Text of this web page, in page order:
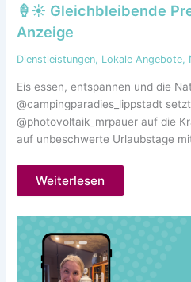
🍦☀️ Gleichbleibende
Anzeige
Dienstleistungen, Lokale Angebote,
Eis essen, entspannen und die
@campingparadies_lippstadt
@photovoltaik_mrpauer auf die
auf unbeschwerte Urlaubstage
Weiterlesen